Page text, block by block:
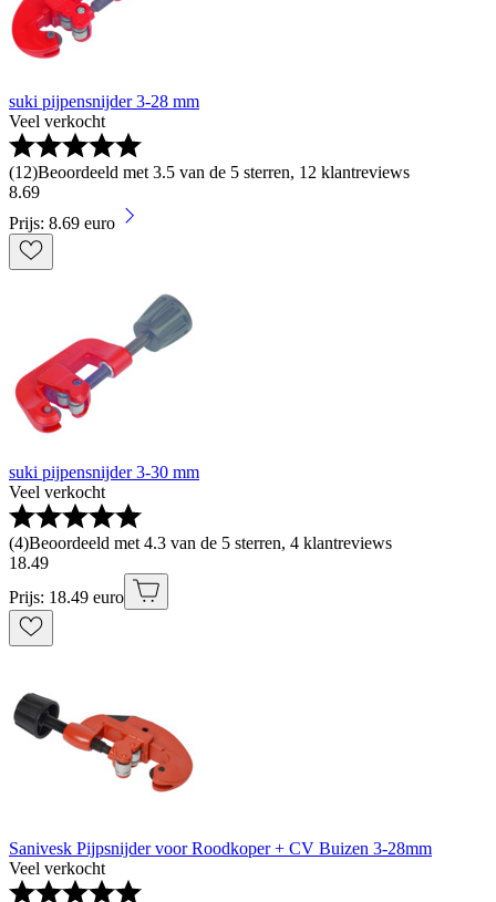
suki pijpensnijder 3-28 mm
Veel verkocht
(12)Beoordeeld met 3.5 van de 5 sterren, 12 klantreviews
8.69
Prijs: 8.69 euro
suki pijpensnijder 3-30 mm
Veel verkocht
(4)Beoordeeld met 4.3 van de 5 sterren, 4 klantreviews
18.49
Prijs: 18.49 euro
Sanivesk Pijpsnijder voor Roodkoper + CV Buizen 3-28mm
Veel verkocht